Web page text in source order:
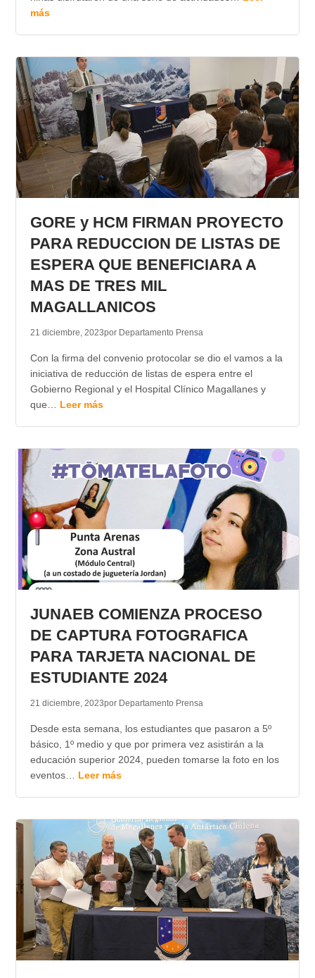
más
GORE y HCM FIRMAN PROYECTO
PARA REDUCCION DE LISTAS DE
ESPERA QUE BENEFICIARA A
MAS DE TRES MIL
MAGALLANICOS
21 diciembre, 2023por Departamento Prensa
Con la firma del convenio protocolar se dio el vamos a la
iniciativa de reducción de listas de espera entre el
Gobierno Regional y el Hospital Clínico Magallanes y
que… Leer más
JUNAEB COMIENZA PROCESO
DE CAPTURA FOTOGRAFICA
PARA TARJETA NACIONAL DE
ESTUDIANTE 2024
21 diciembre, 2023por Departamento Prensa
Desde esta semana, los estudiantes que pasaron a 5º
básico, 1º medio y que por primera vez asistirán a la
educación superior 2024, pueden tomarse la foto en los
eventos… Leer más